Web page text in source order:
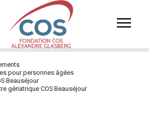
pour personnes âgées
Beauséjour
gériatrique COS Beauséjour